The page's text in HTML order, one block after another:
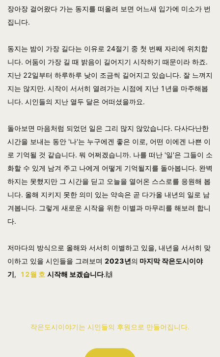
장아장 걸어왔다 가는 동지를 떠올려 보면 어느새 입가에 미소가 번
집니다.
동지는 밤이 가장 길다는 이유로 24절기 중 첫 번째 자리에 위치합
니다. 어둠이 가장 길 때 밝음이 길어지기 시작하기 때문이라 하죠.
지난 22일부터 하루하루 낮이 조금씩 길어지고 있습니다. 잘 느껴지
지는 않지만. 시작이 서서히 열려가는 시점에 지난 1년을 마주해봅
니다. 시인들의 지난 열두 달은 어떠셨을까요.
돌아보면 마음처럼 되었던 일은 그리 많지 않았습니다. 다사다난한
시간을 보내는 동안 '나'는 누구에겐 좋은 이로, 어떤 이에겐 나쁜 이
로 기억될 것 같습니다. 뭐 어쩌겠습니까. 나를 떠난 '일'은 그들이 소
화할 수 있게 남겨 주고 나에게 어떻게 기억될지를 돌아봅니다. 완벽
하지는 못했지만 그 시간을 딛고 오늘을 열어온 스스로를 응원해 봅
니다. 올해 지키지 못한 의미 있는 약속은 곧 다가올 내년의 일로 남
겨봅니다. 그렇게 새로운 시작을 위한 이별과 마무리를 해보려 합니
다.
저마다의 방식으로 올해와 서서히 이별하고 있을, 내년을 서서히 맞
이하고 있을 시인들을 그려보며 2023년의 마지막 작은도시이야
기, 12월 호 시작해 보겠습니다.🙌
작은도시이야기는 시인들의 후원으로 만들어집니다.